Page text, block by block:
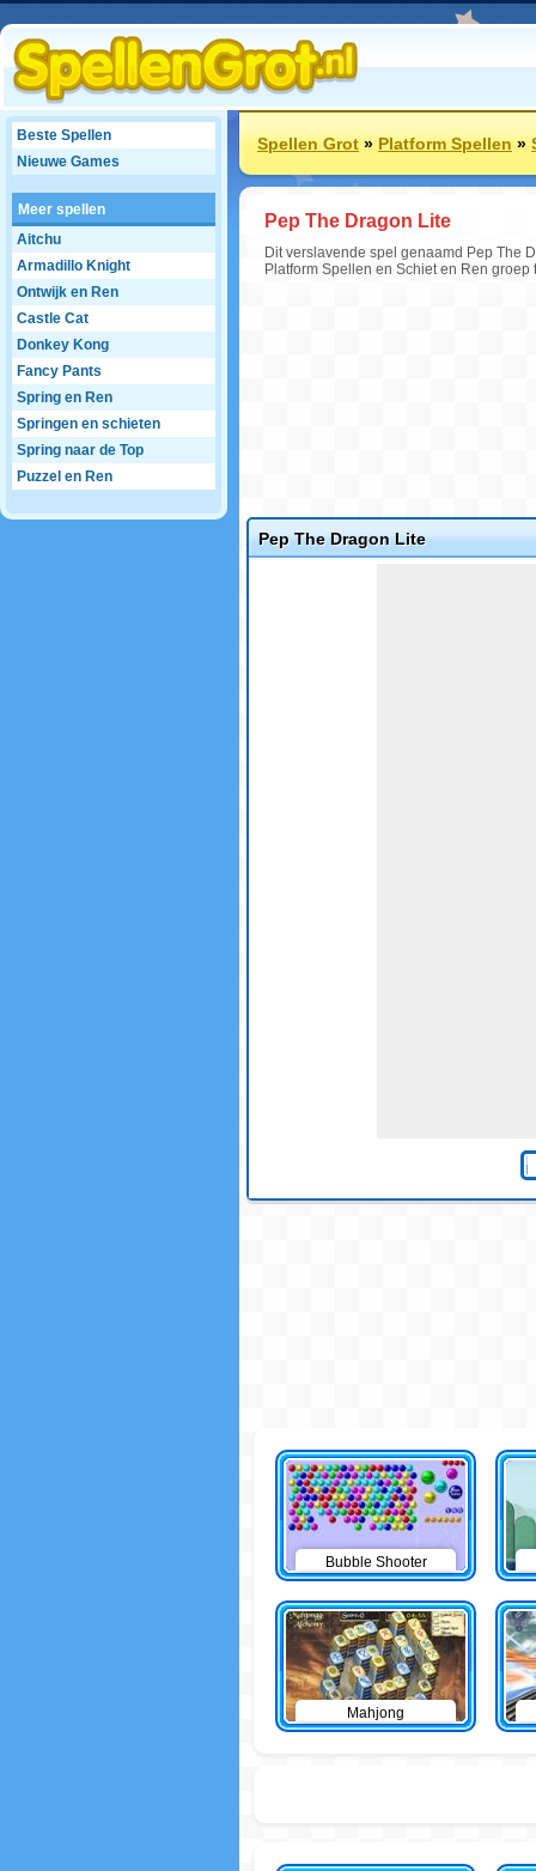
Beste Spellen
Nieuwe Games
Meer spellen
Aitchu
Armadillo Knight
Ontwijk en Ren
Castle Cat
Donkey Kong
Fancy Pants
Spring en Ren
Springen en schieten
Spring naar de Top
Puzzel en Ren
Spellen Grot»Platform Spellen»
Pep The Dragon Lite
Dit verslavende spel genaamd Pep The
Platform Spellen en Schiet en Ren groep
Pep The Dragon Lite
Bubble Shooter
Mahjong